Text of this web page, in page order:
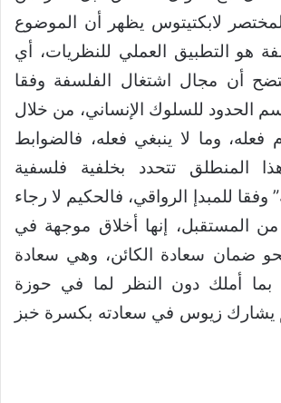
لابكتيتوس يظهر أن الموضوع
هو التطبيق العملي للنظريات، أي
أن مجال اشتغال الفلسفة وفقا
الحدود للسلوك الإنساني، من خلال
فعله، وما لا ينبغي فعله، فالضوابط
المنطلق تتحدد بخلفية فلسفية
وفقا للمبدإ الرواقي، فالحكيم لا رجاء
المستقبل، إنها أخلاق موجهة في
ضمان سعادة الكائن، وهي سعادة
بما أملك دون النظر لما في حوزة
يشارك زيوس في سعادته بكسرة خبز